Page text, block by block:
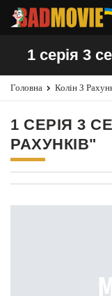
1 серія 3
Головна Колін З
1 СЕРІЯ 3
РАХУНКІВ"